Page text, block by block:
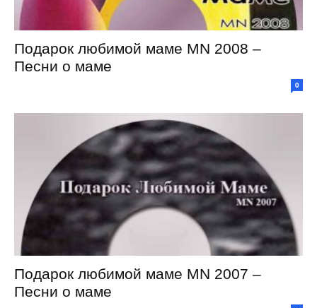
Подарок любимой маме MN 2008 –
Песни о маме
0
Подарок любимой маме MN 2007 –
Песни о маме